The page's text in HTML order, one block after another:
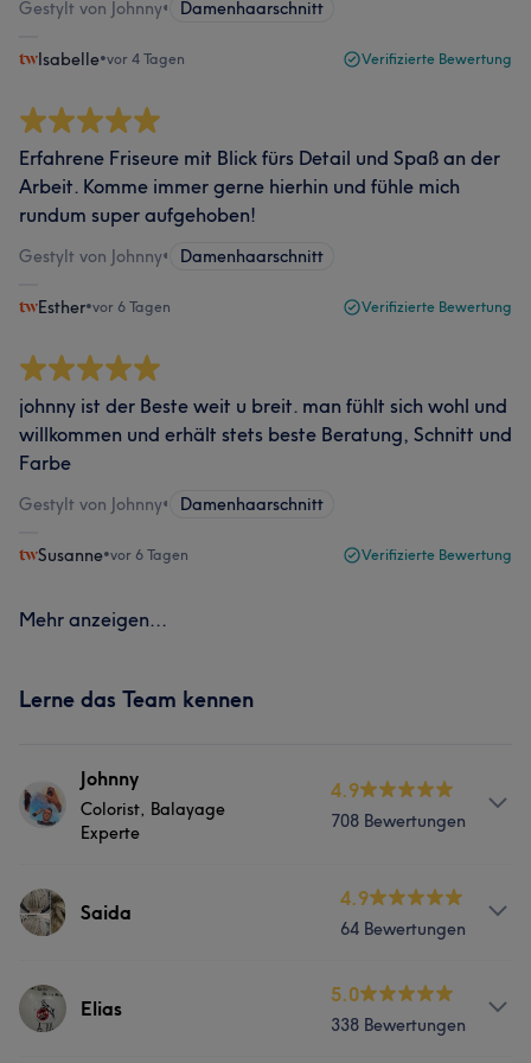
Gestylt von Johnny• Damenhaarschnitt
Isabelle•vor 4 Tagen Verifizierte Bewertung
Erfahrene Friseure mit Blick fürs Detail und Spaß an der
Arbeit. Komme immer gerne hierhin und fühle mich
rundum super aufgehoben!
Gestylt von Johnny• Damenhaarschnitt
Esther•vor 6 Tagen Verifizierte Bewertung
johnny ist der Beste weit u breit. man fühlt sich wohl und
willkommen und erhält stets beste Beratung, Schnitt und
Farbe
Gestylt von Johnny• Damenhaarschnitt
Susanne•vor 6 Tagen Verifizierte Bewertung
Mehr anzeigen...
Lerne das Team kennen
Johnny
Colorist, Balayage
Experte
4.9
708 Bewertungen
Services
Portfolio
Saida
4.9
64 Bewertungen
Services
Elias
5.0
338 Bewertungen